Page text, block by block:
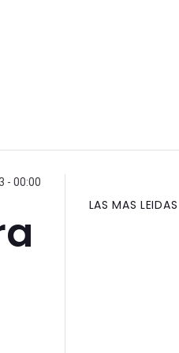
- 00:00
LAS MAS LEIDAS